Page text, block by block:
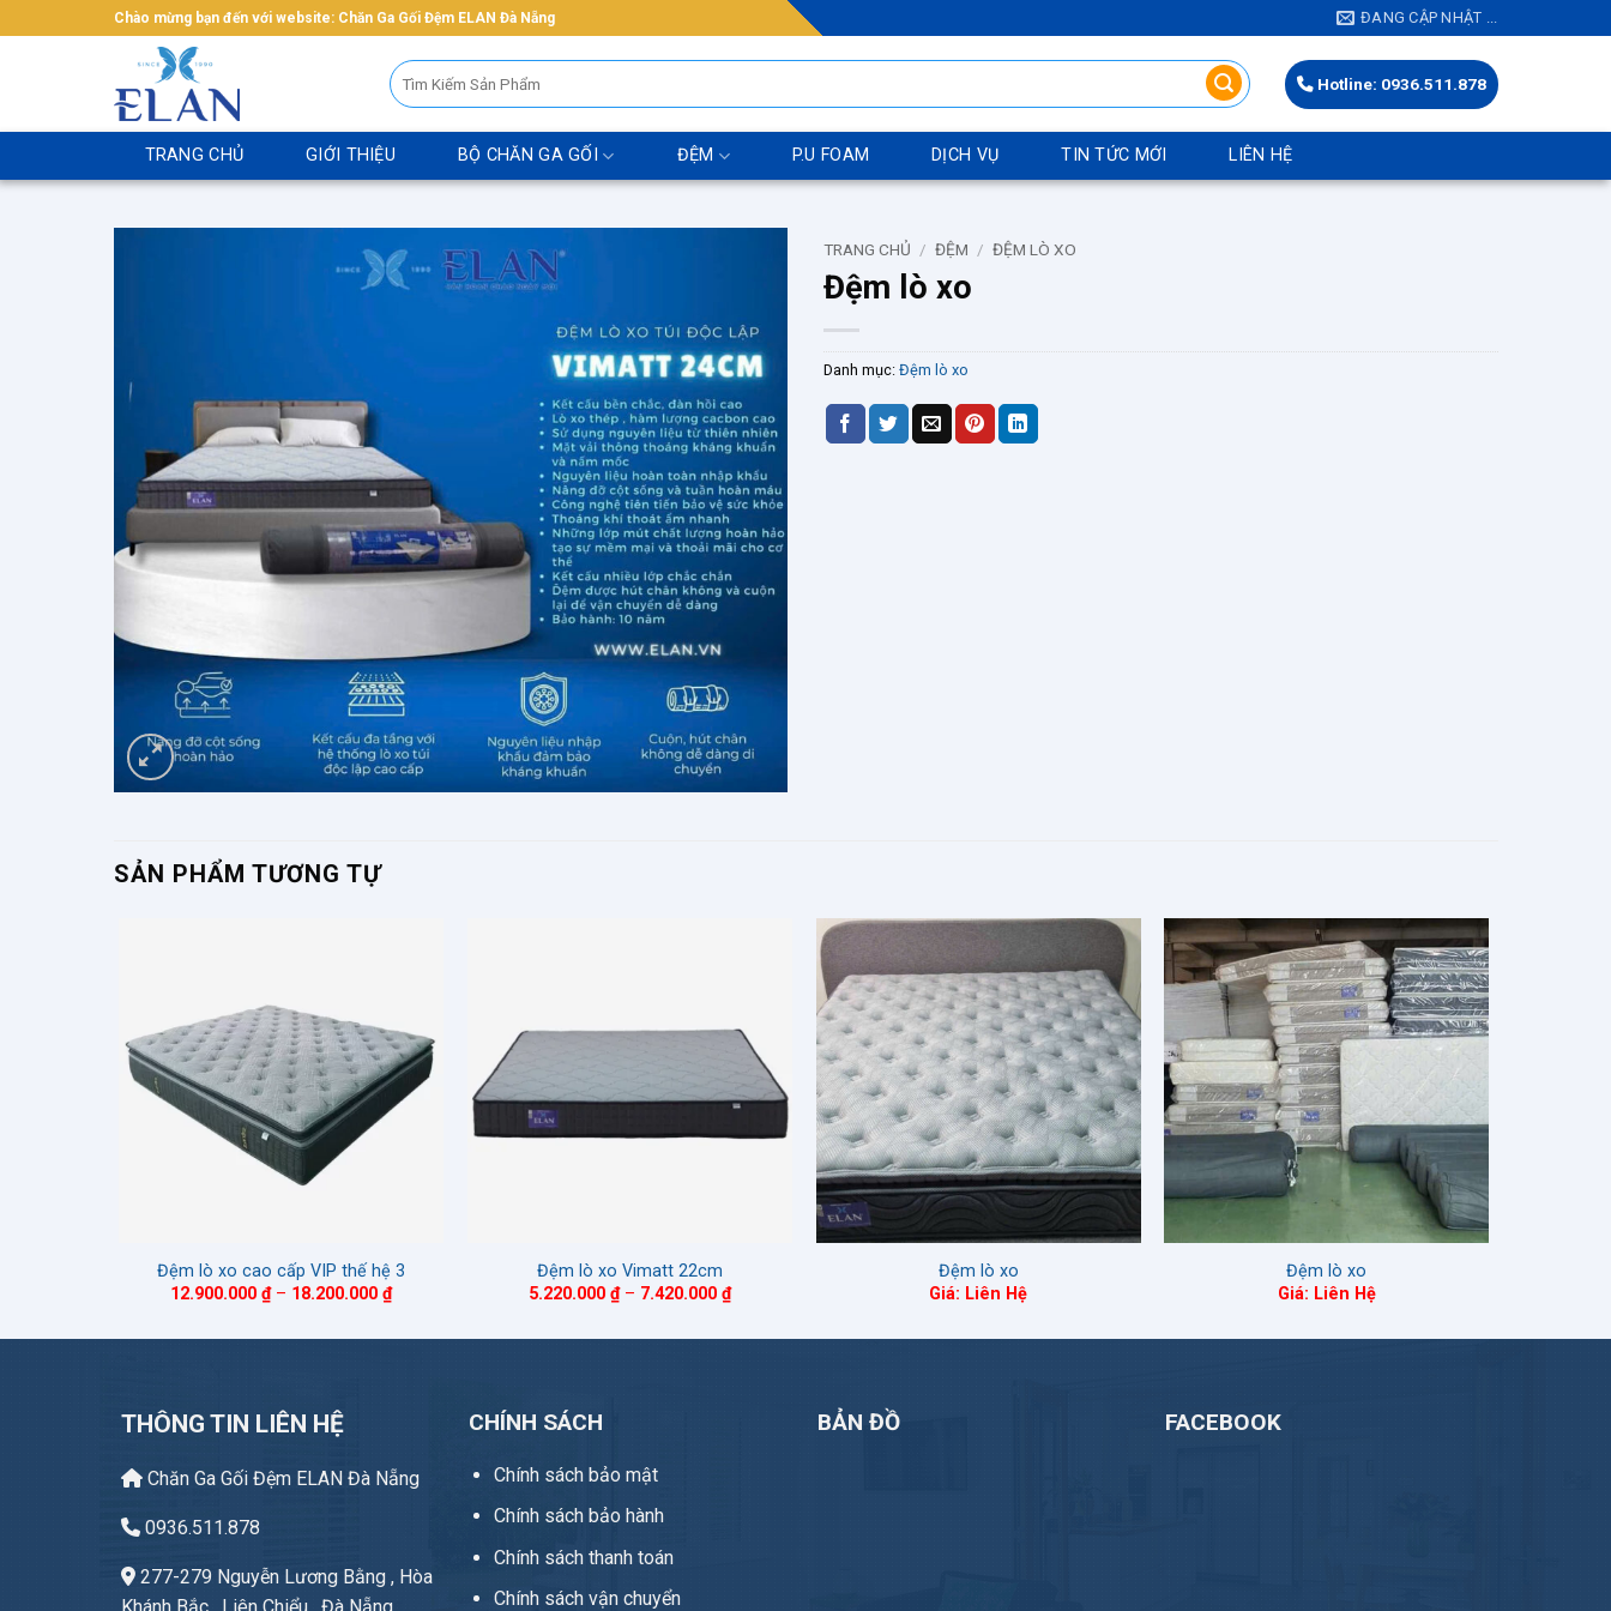
qua
Chào mừng bạn đến với website: Chăn Ga Gối Đệm ELAN Đà Nẵng ĐANG CẬP NHẬT ...
Tìm
kiếm:
Hotline: 0936.511.878
TRANG CHỦ GIỚI THIỆU BỘ CHĂN GA GỐI ĐỆM P.U FOAM DỊCH VỤ TIN TỨC MỚI LIÊN HỆ
TRANG CHỦ / ĐỆM / ĐỆM LÒ XO
Đệm lò xo
Danh mục: Đệm lò xo
SẢN PHẨM TƯƠNG TỰ
Đệm lò xo cao cấp VIP thế hệ 3
12.900.000₫ – 18.200.000₫Khoảng
giá:
12.900.000 ₫
Đệm lò xo Vimatt 22cm
5.220.000 ₫ – 7.420.000 ₫Khoảng
giá:
5.220.000 ₫
Đệm lò xo
Giá: Liên Hệ
Đệm lò xo
Giá: Liên Hệ
7.060.000 ₫
THÔNG TIN LIÊN HỆ
Chăn Ga Gối Đệm ELAN Đà Nẵng
0936.511.878
277-279 Nguyễn Lương Bằng , Hòa
Khánh Bắc , Liên Chiểu , Đà Nẵng
CHÍNH SÁCH
Chính sách bảo mật
Chính sách bảo hành
Chính sách thanh toán
Chính sách vận chuyển
BẢN ĐỒ FACEBOOK